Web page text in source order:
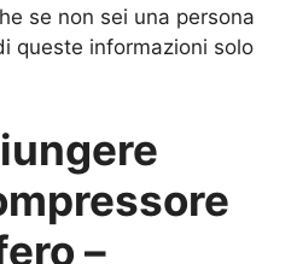
se non sei una persona
queste informazioni solo
–